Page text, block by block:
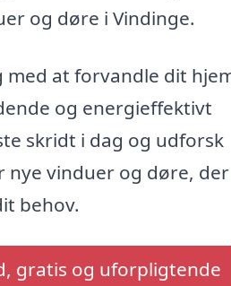
og døre i Vindinge.
med at forvandle dit
og energieffektivt
skridt i dag og udforsk
nye vinduer og døre, der
behov.
gratis og uforpligtende